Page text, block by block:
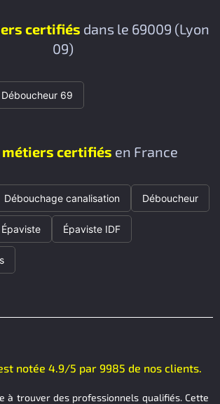
certifiés dans le 69009 (Lyon
09)
Déboucheur 69
métiers certifiés en France
Débouchage canalisation Déboucheur
Épaviste Épaviste IDF
notée 4.9/5 par 9985 de nos clients.
à trouver des professionnels qualifiés. Cette